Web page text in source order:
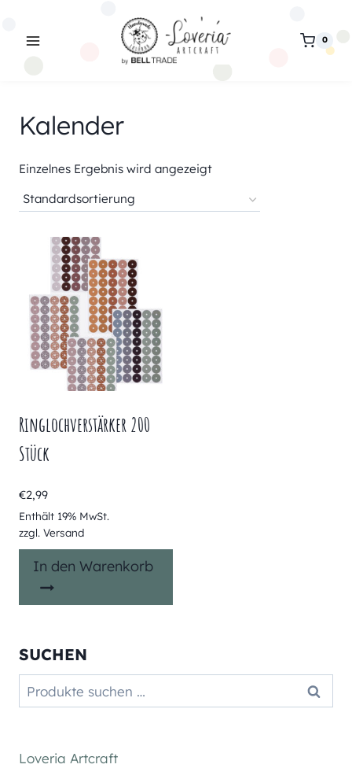
0
Kalender
Einzelnes Ergebnis wird angezeigt
Ringlochverstärker 200
Stück
€2,99
Enthält 19% MwSt.
zzgl. Versand
In den Warenkorb
SUCHEN
Suchen
nach:
Suchen
Loveria Artcraft